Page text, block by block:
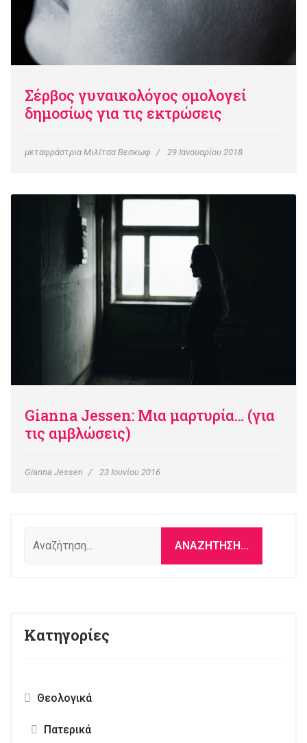
Σέρβος γυναικολόγος ομολογεί
δημοσίως για τις εκτρώσεις
μεταφράστρια Μιλίτσα Βεσκωφ 29 Ιανουαρίου 2018
Gianna Jessen: Μια μαρτυρία… (για
τις αμβλώσεις)
Gianna Jessen 23 Ιουνίου 2016
ΑΝΑΖΉΤΗΣΗ...
Κατηγορίες
Θεολογικά
Πατερικά